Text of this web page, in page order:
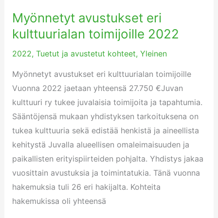
Myönnetyt avustukset eri
kulttuurialan toimijoille 2022
2022, Tuetut ja avustetut kohteet, Yleinen
Myönnetyt avustukset eri kulttuurialan toimijoille
Vuonna 2022 jaetaan yhteensä 27.750 €Juvan
kulttuuri ry tukee juvalaisia toimijoita ja tapahtumia.
Sääntöjensä mukaan yhdistyksen tarkoituksena on
tukea kulttuuria sekä edistää henkistä ja aineellista
kehitystä Juvalla alueellisen omaleimaisuuden ja
paikallisten erityispiirteiden pohjalta. Yhdistys jakaa
vuosittain avustuksia ja toimintatukia. Tänä vuonna
hakemuksia tuli 26 eri hakijalta. Kohteita
hakemukissa oli yhteensä
Myönnetyt
avustukset
kulttuurialan
toimijoille
2022